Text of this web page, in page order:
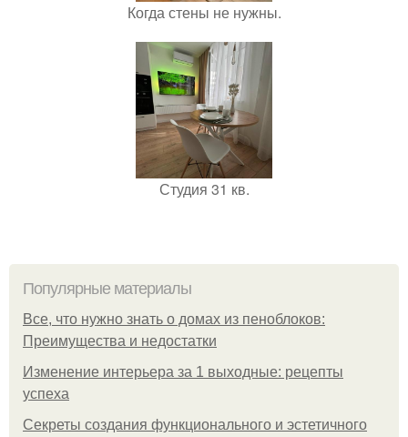
Когда стены не нужны.
Студия 31 кв.
Популярные материалы
Все, что нужно знать о домах из пеноблоков:
Преимущества и недостатки
Изменение интерьера за 1 выходные: рецепты
успеха
Секреты создания функционального и эстетичного